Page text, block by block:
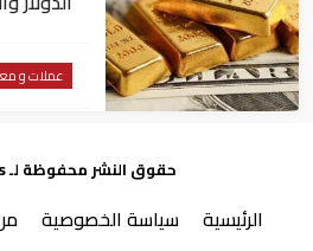
عملات و
حقوق النشر محفوظة لـ MeBusiness
الرئيسية سياسة الخصوصية